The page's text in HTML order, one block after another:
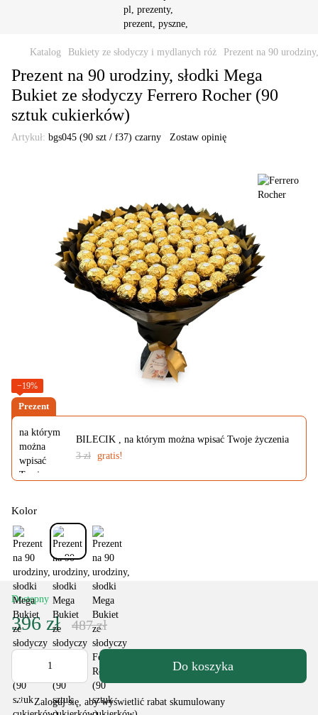
Katalog Bukiety ze słodyczy i mydlanych róż Prezent na 90
Prezent na 90 urodziny, słodki Mega
Bukiet ze słodyczy Ferrero Rocher (90
sztuk cukierków)
Artykuł: bgs045 (90 szt / f37) czarny Zostaw opinię
−19%
Prezent
BILECIK , na którym można wpisać Twoje życzenia
3 zł gratis!
Kolor
Dostępny
396 zł 487 zł
Do koszyka
% Zaloguj się , aby wyświetlić rabat skumulowany